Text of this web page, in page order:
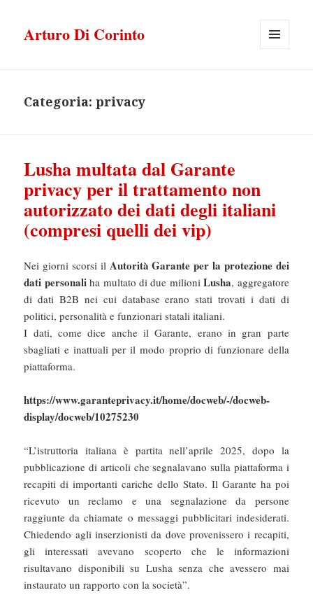
Arturo Di Corinto
Categoria:privacy
Lusha multata dal Garante
privacy per il trattamento non
autorizzato dei dati degli italiani
(compresi quelli dei vip)
Nei giorni scorsi il Autorità Garante per la protezione dei
dati personaliha multato di due milioniLusha, aggregatore
di dati B2B nei cui database erano stati trovati i dati di
politici, personalità e funzionari statali italiani.
I dati, come dice anche il Garante, erano in gran parte
sbagliati e inattuali per il modo proprio di funzionare della
piattaforma.
https://www.garanteprivacy.it/home/docweb/-/docweb-
display/docweb/10275230
“L’istruttoria italiana è partita nell’aprile 2025, dopo la
pubblicazione di articoli che segnalavano sulla piattaforma i
recapiti di importanti cariche dello Stato. Il Garante ha poi
ricevuto un reclamo e una segnalazione da persone
raggiunte da chiamate o messaggi pubblicitari indesiderati.
Chiedendo agli inserzionisti da dove provenissero i recapiti,
gli interessati avevano scoperto che le informazioni
risultavano disponibili su Lusha senza che avessero mai
instaurato un rapporto con la società”.